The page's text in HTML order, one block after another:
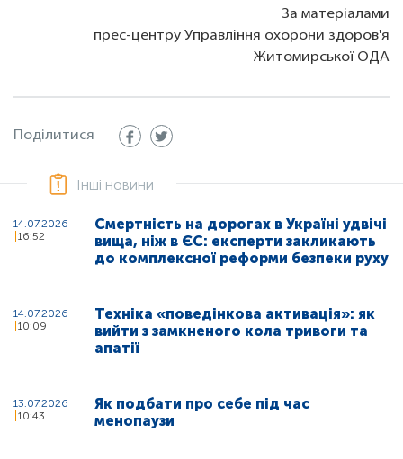
За матеріалами
прес-центру Управління охорони здоров'я
Житомирської ОДА
Поділитися
Інші новини
14.07.2026
16:52
Смертність на дорогах в Україні удвічі
вища, ніж в ЄС: експерти закликають
до комплексної реформи безпеки руху
14.07.2026
10:09
Техніка «поведінкова активація»: як
вийти з замкненого кола тривоги та
апатії
13.07.2026
10:43
Як подбати про себе під час
менопаузи